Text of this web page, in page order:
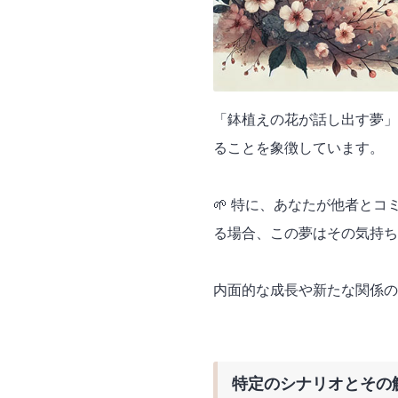
「鉢植えの花が話し出す夢
ることを象徴しています。
🌱 特に、あなたが他者とコ
る場合、この夢はその気持
内面的な成長や新たな関係
特定のシナリオとその